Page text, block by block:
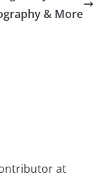
& More
at